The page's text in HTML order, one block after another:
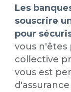
Les
souscrire
pour
vous n'êtes
collective
vous est